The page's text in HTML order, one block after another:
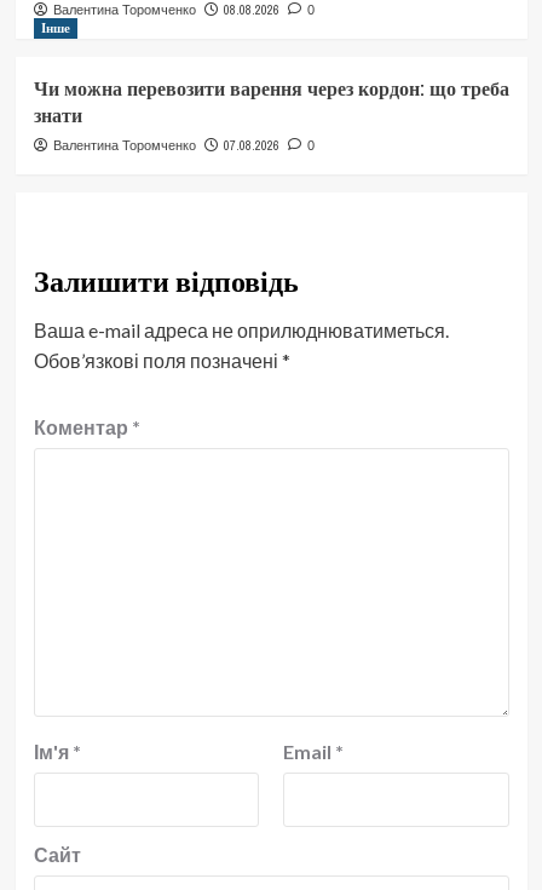
Валентина Торомченко 08.08.2026 0
Інше
Чи можна перевозити варення через кордон: що треба
знати
Валентина Торомченко 07.08.2026 0
Залишити відповідь
Ваша e-mail адреса не оприлюднюватиметься.
Обов’язкові поля позначені *
Коментар *
Ім'я * Email *
Сайт